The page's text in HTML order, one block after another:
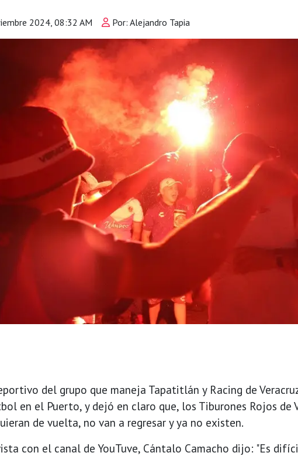
2024, 08:32 AM Por: Alejandro Tapia
del grupo que maneja Tapatitlán y Racing de
en el Puerto, y dejó en claro que, los Tiburones Rojos de
de vuelta, no van a regresar y ya no existen.
con el canal de YouTuve, Cántalo Camacho dijo: "Es